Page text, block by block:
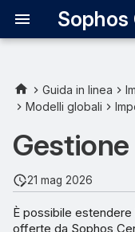
Aggiunta di siti Web
Guida in linea
Modelli globali
21 mag 2026
È possibile
offerte da Sophos